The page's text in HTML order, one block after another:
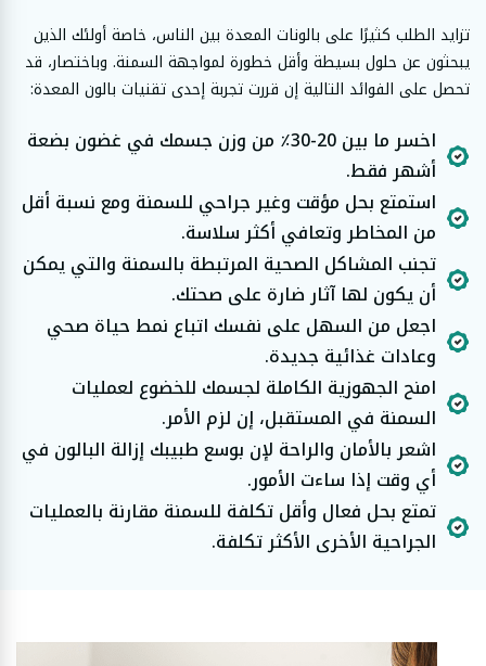
تزايد الطلب كثيرًا على بالونات المعدة بين الناس، خاصة أولئك الذين
يبحثون عن حلول بسيطة وأقل خطورة لمواجهة السمنة. وباختصار، قد
تحصل على الفوائد التالية إن قررت تجربة إحدى تقنيات بالون المعدة:
اخسر ما بين 20-30٪ من وزن جسمك في غضون بضعة
أشهر فقط.
استمتع بحل مؤقت وغير جراحي للسمنة ومع نسبة أقل
من المخاطر وتعافي أكثر سلاسة.
تجنب المشاكل الصحية المرتبطة بالسمنة والتي يمكن
أن يكون لها آثار ضارة على صحتك.
اجعل من السهل على نفسك اتباع نمط حياة صحي
وعادات غذائية جديدة.
امنح الجهوزية الكاملة لجسمك للخضوع لعمليات
السمنة في المستقبل، إن لزم الأمر.
اشعر بالأمان والراحة لإن بوسع طبيبك إزالة البالون في
أي وقت إذا ساءت الأمور.
تمتع بحل فعال وأقل تكلفة للسمنة مقارنة بالعمليات
الجراحية الأخرى الأكثر تكلفة.